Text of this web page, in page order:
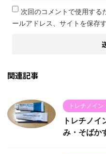
次回のコメントで使用する
ールアドレス、サイトを保存す
関連記事
トレチノイ
トレチノイ
み・そばか